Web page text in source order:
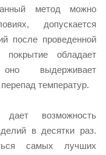
метод можно
допускается
после проведенной
обладает
оно выдерживает
температур.
дает возможность
в десятки раз.
самых лучших